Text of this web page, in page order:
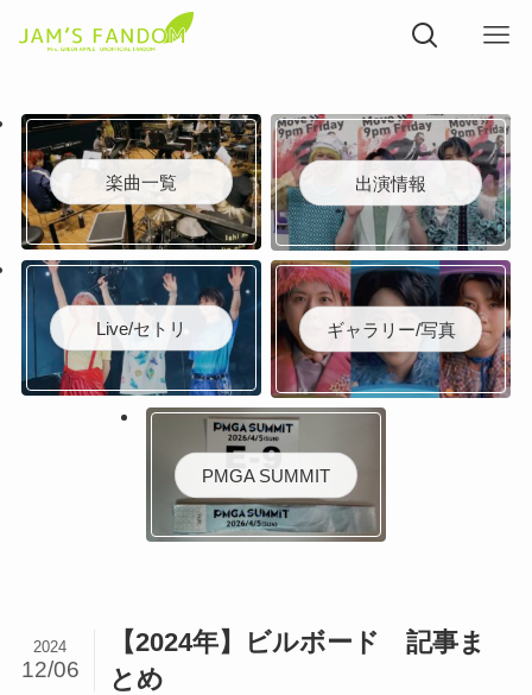
楽曲一覧 出演情報
Live/セトリ ギャラリー/写真
PMGA SUMMIT
【2024年】ビルボード 記事ま
とめ
2024
12/06